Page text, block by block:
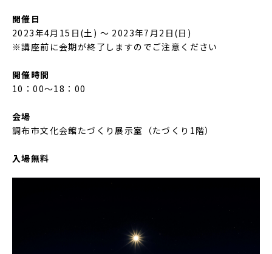
開催日
2023年4月15日(土) 〜 2023年7月2日(日)
※講座前に会期が終了しますのでご注意ください
開催時間
10：00～18：00
会場
調布市文化会館たづくり展示室（たづくり1階）
入場無料